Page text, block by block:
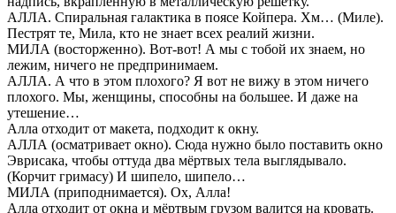
АЛЛА. Спиральная галактика в поясе Койпера. Хм… (Миле).
Пестрят те, Мила, кто не знает всех реалий жизни.
МИЛА (восторженно). Вот-вот! А мы с тобой их знаем, но
лежим, ничего не предпринимаем.
АЛЛА. А что в этом плохого? Я вот не вижу в этом ничего
плохого. Мы, женщины, способны на большее. И даже на
утешение…
Алла отходит от макета, подходит к окну.
АЛЛА (осматривает окно). Сюда нужно было поставить окно
Эврисака, чтобы оттуда два мёртвых тела выглядывало.
(Корчит гримасу) И шипело, шипело…
МИЛА (приподнимается). Ох, Алла!
Алла отходит от окна и мёртвым грузом валится на кровать.